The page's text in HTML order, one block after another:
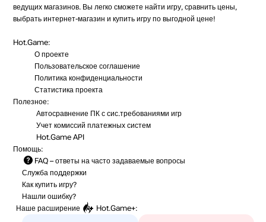
ведущих магазинов. Вы легко сможете найти игру, сравнить цены,
выбрать интернет-магазин и купить игру по выгодной цене!
Hot.Game:
О проекте
Пользовательское соглашение
Политика конфиденциальности
Статистика проекта
Полезное:
Автосравнение ПК с сис.требованиями игр
Учет комиссий платежных систем
Hot.Game API
Помощь:
FAQ – ответы на часто задаваемые вопросы
Служба поддержки
Как купить игру?
Нашли ошибку?
Наше расширение
Hot.Game+: